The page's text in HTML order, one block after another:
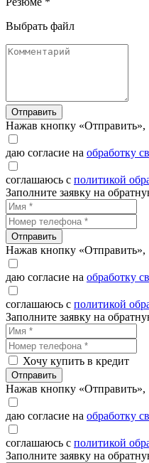
Выбрать файл
Отправить
Нажав кнопку «Отправить»,
даю согласие на обработку
соглашаюсь с политикой
Заполните заявку на
Отправить
Нажав кнопку «Отправить»,
даю согласие на обработку
соглашаюсь с политикой
Заполните заявку на
Хочу купить в кредит
Отправить
Нажав кнопку «Отправить»,
даю согласие на обработку
соглашаюсь с политикой
Заполните заявку на